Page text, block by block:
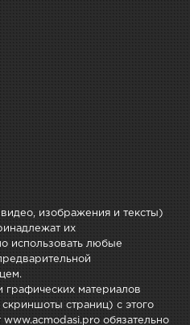
изображения и тексты)
их
использовать любые
графических материалов
страниц) с этого
www.acmodasi.pro обязательно